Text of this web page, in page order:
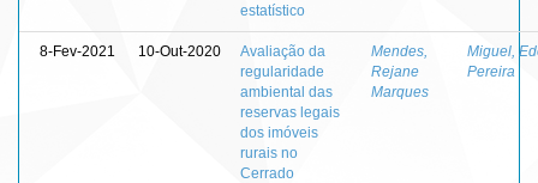
estatístico
8-Fev-2021 10-Out-2020
Avaliação da
regularidade
ambiental das
reservas legais
dos imóveis
rurais no
Cerrado
Mendes,
Rejane
Marques
Miguel,
Pereira